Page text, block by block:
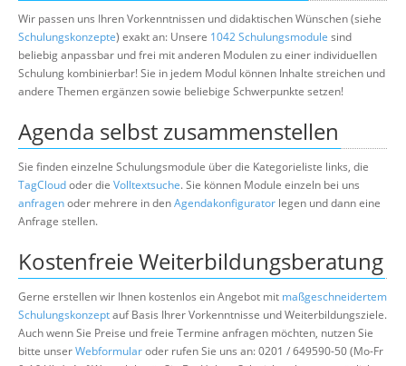
Wir passen uns Ihren Vorkenntnissen und didaktischen Wünschen (siehe
Schulungskonzepte) exakt an: Unsere 1042 Schulungsmodule sind
beliebig anpassbar und frei mit anderen Modulen zu einer individuellen
Schulung kombinierbar! Sie in jedem Modul können Inhalte streichen und
andere Themen ergänzen sowie beliebige Schwerpunkte setzen!
Agenda selbst zusammenstellen
Sie finden einzelne Schulungsmodule über die Kategorieliste links, die
TagCloudoder die Volltextsuche. Sie können Module einzeln bei uns
anfragenoder mehrere in denAgendakonfigurator legen und dann eine
Anfrage stellen.
Kostenfreie Weiterbildungsberatung
Gerne erstellen wir Ihnen kostenlos ein Angebot mit maßgeschneidertem
Schulungskonzeptauf Basis Ihrer Vorkenntnisse und Weiterbildungsziele.
Auch wenn Sie Preise und freie Termine anfragen möchten, nutzen Sie
bitte unserWebformularoder rufen Sie uns an: 0201 / 649590-50 (Mo-Fr